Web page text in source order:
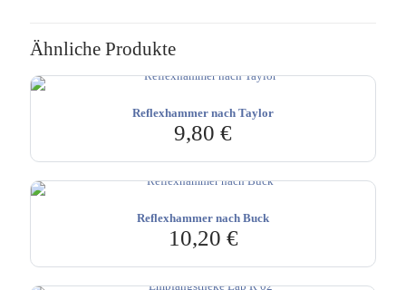
Ähnliche Produkte
Reflexhammer nach Taylor
9,80 €
Reflexhammer nach Buck
10,20 €